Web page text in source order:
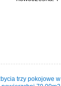
trzy pokojowe w